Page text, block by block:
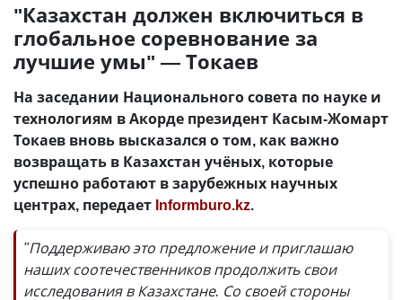
"Казахстан должен включиться в
глобальное соревнование за
лучшие умы" — Токаев
На заседании Национального совета по науке и
технологиям в Акорде президент Касым-Жомарт
Токаев вновь высказался о том, как важно
возвращать в Казахстан учёных, которые
успешно работают в зарубежных научных
центрах, передает Informburo.kz.
"Поддерживаю это предложение и приглашаю
наших соотечественников продолжить свои
исследования в Казахстане. Со своей стороны